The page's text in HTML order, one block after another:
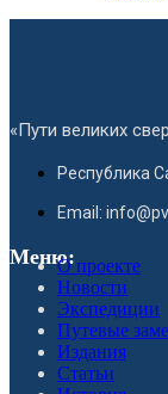
«Пути великих
Республика
Email:
Меню:О проекте
Новости
Экспедиции
Путевые
Издания
Статьи